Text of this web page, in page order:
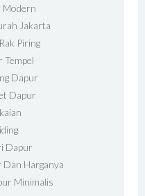
Modern
Jakarta
Piring
Tempel
Dapur
Dapur
Dapur
Dan Harganya
Minimalis